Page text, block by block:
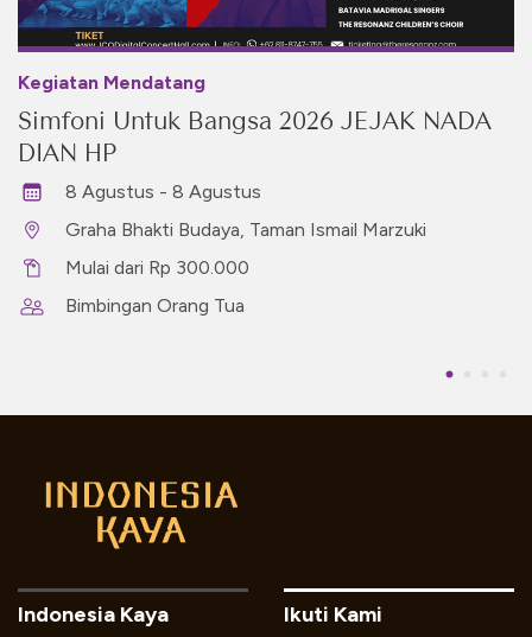
Kegiatan Mendatang
Simfoni Untuk Bangsa 2026 JEJAK NADA
DIAN HP
8 Agustus - 8 Agustus
Graha Bhakti Budaya, Taman Ismail Marzuki
Mulai dari Rp 300.000
Bimbingan Orang Tua
Indonesia Kaya Ikuti Kami